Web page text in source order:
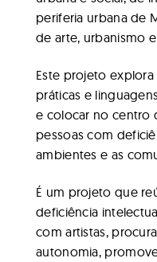
periferia urbana de
de arte, urbanismo
Este projeto explora
práticas e
e colocar no centro
pessoas com
ambientes e as
É um projeto que
deficiência
com artistas,
autonomia,